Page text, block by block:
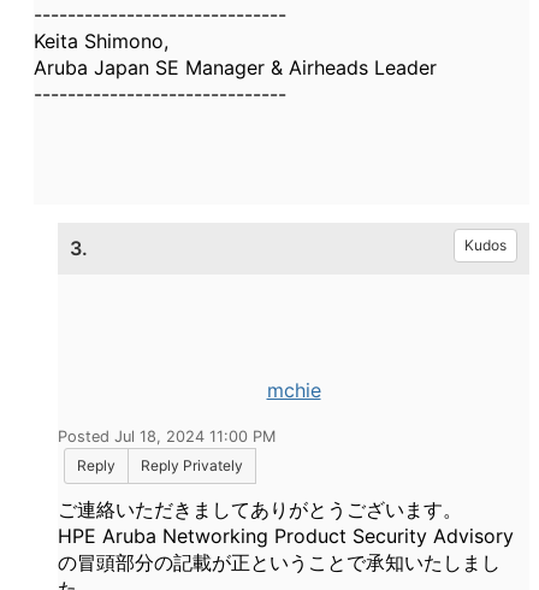
------------------------------
Keita Shimono,
Aruba Japan SE Manager & Airheads Leader
------------------------------
3. Kudos
mchie
Posted Jul 18, 2024 11:00 PM
Reply
Reply Privately
ご連絡いただきましてありがとうございます。
HPE Aruba Networking Product Security Advisory
の冒頭部分の記載が正ということで承知いたしまし